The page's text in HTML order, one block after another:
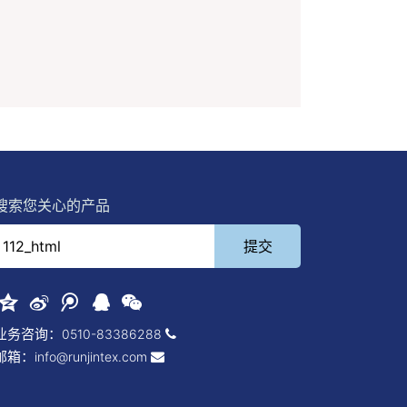
索您关心的产品
务咨询： 0510-83386288
箱： info@runjintex.com